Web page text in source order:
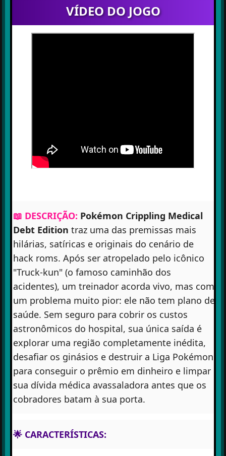
VÍDEO DO JOGO
📖 DESCRIÇÃO: Pokémon Crippling Medical
Debt Edition traz uma das premissas mais
hilárias, satíricas e originais do cenário de
hack roms. Após ser atropelado pelo icônico
"Truck-kun" (o famoso caminhão dos
acidentes), um treinador acorda vivo, mas com
um problema muito pior: ele não tem plano de
saúde. Sem seguro para cobrir os custos
astronômicos do hospital, sua única saída é
explorar uma região completamente inédita,
desafiar os ginásios e destruir a Liga Pokémon
para conseguir o prêmio em dinheiro e limpar
sua dívida médica avassaladora antes que os
cobradores batam à sua porta.
🌟 CARACTERÍSTICAS: